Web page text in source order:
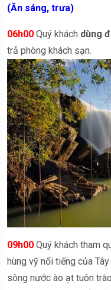
(Ăn sáng, trưa)
06h00 Quý khách dùng
trả phòng khách sạn.
09h00 Quý khách tham
hùng vỹ nổi tiếng của
sông nước ào ạt tuôn